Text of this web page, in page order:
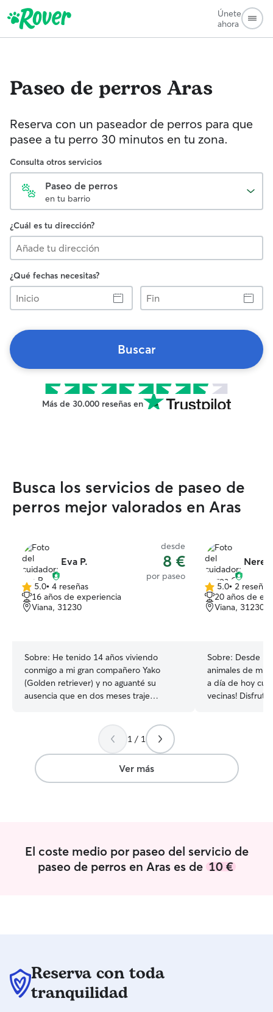
Únete
ahora
Paseo de perrosAras
Reserva con un paseador de perros para que
pasee a tu perro 30 minutos en tu zona.
Consulta otros servicios
Paseo de perros
en tu barrio
¿Cuál es tu dirección?
¿Qué fechas necesitas?
Inicio
Fin
Buscar
Más de 30.000 reseñas en
Busca los servicios de paseo de
perros mejor valorados en Aras
Eva P.
desde
8 €
por paseo
5.0
de
5
5.0• 4 reseñas
16 años de experiencia
Viana, 31230
Sobre: He tenido 14 años viviendo
conmigo a mi gran compañero Yako
(Golden retriever) y no aguanté su
ausencia que en dos meses traje
no. Así que dispongo de semanas
enteras libres y la mayor parte del
tiempo de las trabajadas. Tengo a mi
perra a la que le dedico 4 paseos diarios
mínimo. A parte de tener la casa a su
5.0
de
5
5.0• 2 reseñas
20 años de
Viana, 31230
Sobre: Desde
animales de mis
a día de hoy
vecinas!
puedo. Colaboro con una colonia de
gatos creada
encontrando
muy feliz formar
No dudes
sin
1 / 1
Ver más
El coste medio por paseo del servicio de
paseo de perros en Aras es de 10 €
Reserva con toda
tranquilidad